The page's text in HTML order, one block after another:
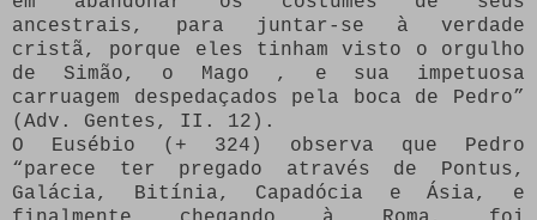
ancestrais, para juntar-se à verdade
cristã, porque eles tinham visto o orgulho
de Simão, o Mago , e sua impetuosa
carruagem despedaçados pela boca de Pedro”
(Adv. Gentes, II. 12).
O Eusébio (+ 324) observa que Pedro
“parece ter pregado através de Pontus,
Galácia, Bitínia, Capadócia e Ásia, e